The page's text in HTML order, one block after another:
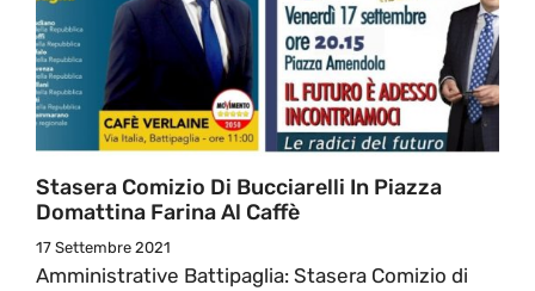
Stasera Comizio Di Bucciarelli In Piazza
Domattina Farina Al Caffè
17 Settembre 2021
Amministrative Battipaglia: Stasera Comizio di